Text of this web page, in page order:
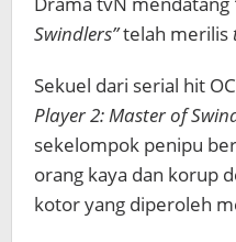
Swindlers”telah merilis
Sekuel dari serial hit
Player 2: Master of
sekelompok penipu
orang kaya dan korup
kotor yang diperoleh